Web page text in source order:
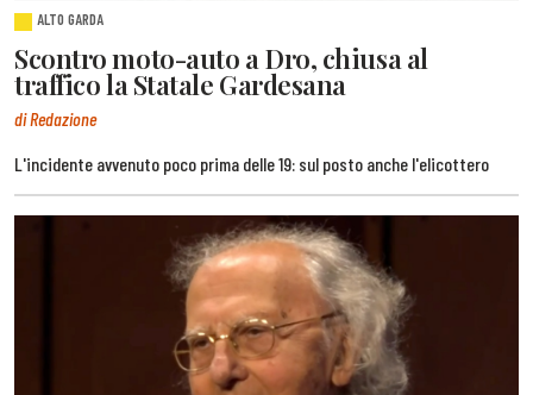
ALTO GARDA
Scontro moto-auto a Dro, chiusa al
traffico la Statale Gardesana
di Redazione
L'incidente avvenuto poco prima delle 19: sul posto anche l'elicottero